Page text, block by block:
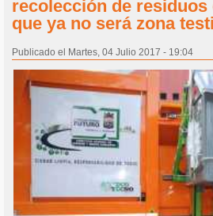
recolección de residuos
que ya no será zona
Publicado el Martes, 04 Julio 2017 - 19:04